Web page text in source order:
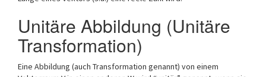
Unitäre Abbildung (Unitäre
Transformation)
Eine Abbildung (auch Transformation genannt) von einem